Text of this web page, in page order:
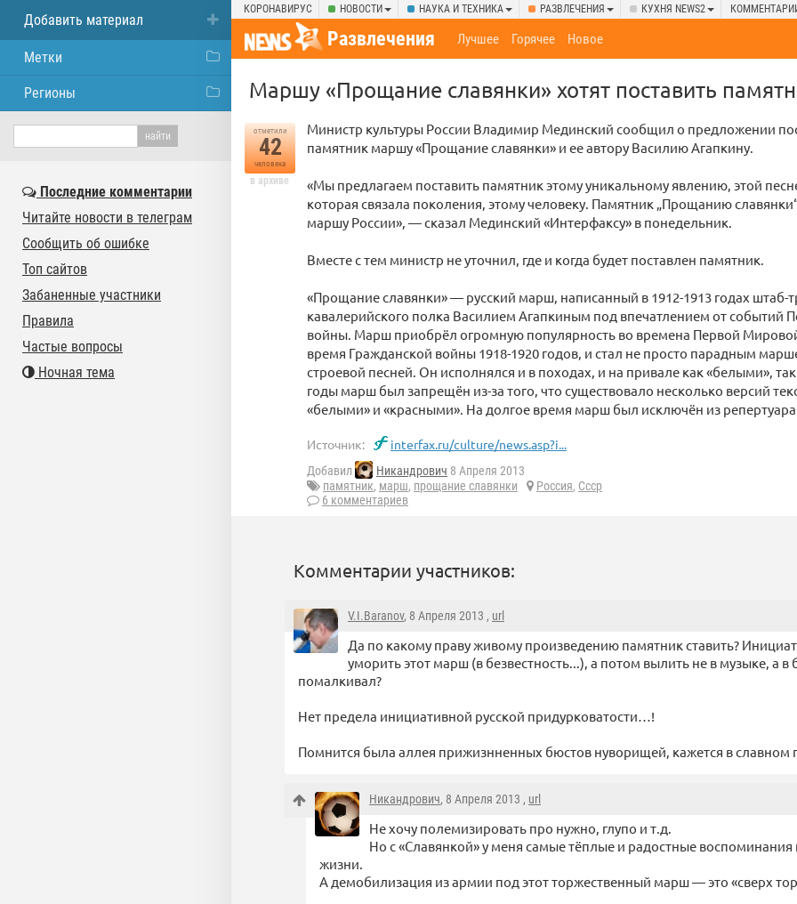
КОРОНАВИРУС НОВОСТИ НАУКА И ТЕХНИКА РАЗВЛЕЧЕНИЯ КУХНЯ NEWS2
Развлечения Лучшее Горячее Новое
Маршу «Прощание славянки» хотят поставить
отметили
42
человека
в архиве
Министр культуры России Владимир Мединский сообщил о предложении
памятник маршу «Прощание славянки» и ее автору Василию Агапкину.
«Мы предлагаем поставить памятник этому уникальному явлению, этой
которая связала поколения, этому человеку. Памятник „Прощанию
маршу России», — сказал Мединский «Интерфаксу» в понедельник.
Вместе с тем министр не уточнил, где и когда будет поставлен памятник.
«Прощание славянки» — русский марш, написанный в 1912-1913 годах штаб-
кавалерийского полка Василием Агапкиным под впечатлением от событий
войны. Марш приобрёл огромную популярность во времена Первой
время Гражданской войны 1918-1920 годов, и стал не просто парадным
строевой песней. Он исполнялся и в походах, и на привале как «белыми»,
годы марш был запрещён из-за того, что существовало несколько версий
«белыми» и «красными». На долгое время марш был исключён из
Источник: interfax.ru/culture/news.asp?i...
Добавил Никандрович 8 Апреля 2013
памятник, марш, прощание славянки Россия, Ссср
6 комментариев
Комментарии участников:
V.I.Baranov, 8 Апреля 2013 , url
Да по какому праву живому произведению памятник ставить?
уморить этот марш (в безвестность...), а потом вылить не в музыке, а
помалкивал?
Нет предела инициативной русской придурковатости…!
Помнится была аллея прижизнненных бюстов нуворищей, кажется в
Никандрович, 8 Апреля 2013 , url
Не хочу полемизировать про нужно, глупо и т.д.
Но с «Славянкой» у меня самые тёплые и радостные
жизни.
А демобилизация из армии под этот торжественный марш — это «сверх
Добавить материал
Метки
Регионы
Последние комментарии
Читайте новости в телеграм
Сообщить об ошибке
Топ сайтов
Забаненные участники
Правила
Частые вопросы
Ночная тема